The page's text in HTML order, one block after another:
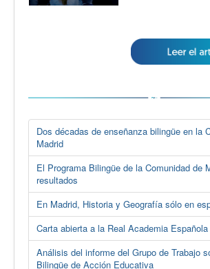
Dos décadas de enseñanza bilingüe en la
Madrid
El Programa Bilingüe de la Comunidad de
resultados
En Madrid, Historia y Geografía sólo en
Carta abierta a la Real Academia Española
Análisis del informe del Grupo de Trabajo
Bilingüe de Acción Educativa